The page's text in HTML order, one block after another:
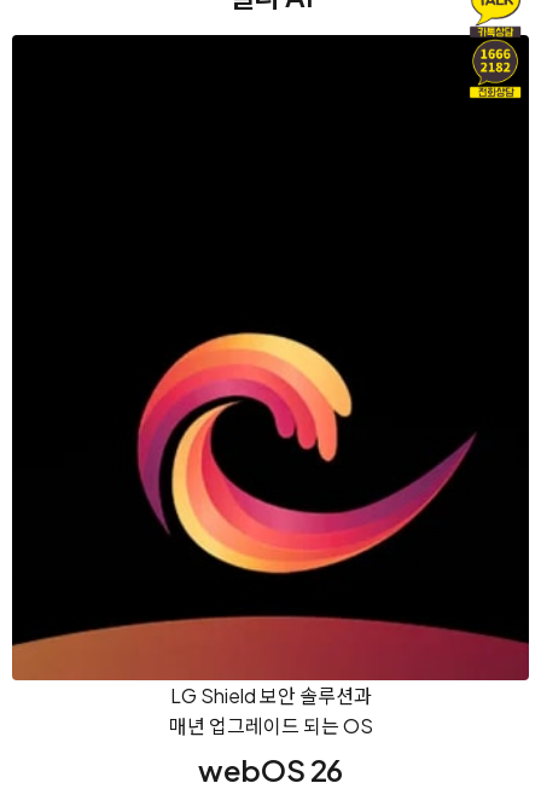
LG Shield 보안 솔루션과
매년 업그레이드 되는 OS
webOS 26